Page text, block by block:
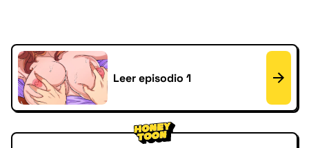
Leer episodio 1